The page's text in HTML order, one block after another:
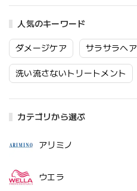
人気のキーワード
ダメージケア サラサラヘア
洗い流さないトリートメント
カテゴリから選ぶ
アリミノ
ウエラ